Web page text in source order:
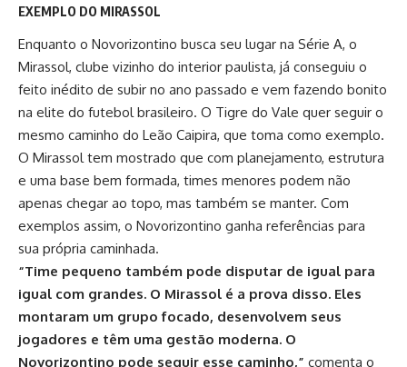
EXEMPLO DO MIRASSOL
Enquanto o Novorizontino busca seu lugar na Série A, o
Mirassol, clube vizinho do interior paulista, já conseguiu o
feito inédito de subir no ano passado e vem fazendo bonito
na elite do futebol brasileiro. O Tigre do Vale quer seguir o
mesmo caminho do Leão Caipira, que toma como exemplo.
O Mirassol tem mostrado que com planejamento, estrutura
e uma base bem formada, times menores podem não
apenas chegar ao topo, mas também se manter. Com
exemplos assim, o Novorizontino ganha referências para
sua própria caminhada.
“Time pequeno também pode disputar de igual para
igual com grandes. O Mirassol é a prova disso. Eles
montaram um grupo focado, desenvolvem seus
jogadores e têm uma gestão moderna. O
Novorizontino pode seguir esse caminho,” comenta o